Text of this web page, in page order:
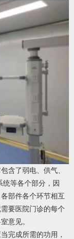
含了弱电、供气、
等各个部分，因
部件各个环节相互
要医院门诊的每个
意见。
完成所需的功用，